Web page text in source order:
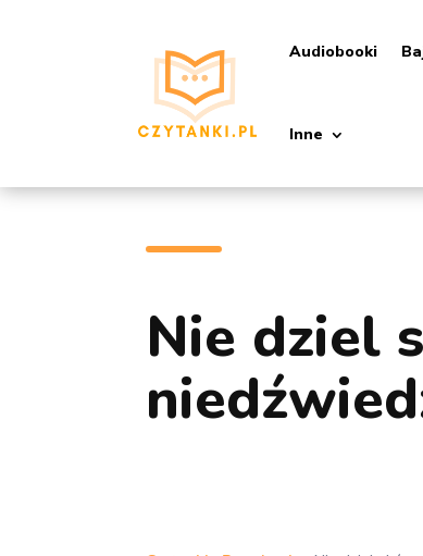
Audiobooki
Inne
Nie dziel